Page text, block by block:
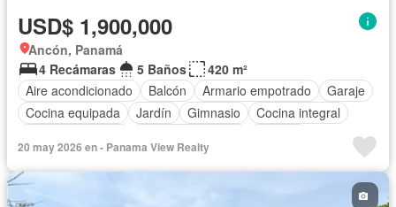
USD$ 1,900,000
Ancón, Panamá
4 Recámaras
5 Baños
420 m²
Aire acondicionado
Balcón Armario empotrado
Garaje
Cocina equipada
Jardín Gimnasio
Cocina integral
20 may 2026 en - Panama View Realty